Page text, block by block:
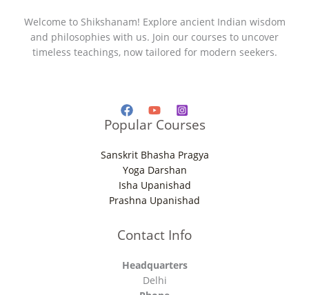
Welcome to Shikshanam! Explore ancient Indian wisdom
and philosophies with us. Join our courses to uncover
timeless teachings, now tailored for modern seekers.
Popular Courses
Sanskrit Bhasha Pragya
Yoga Darshan
Isha Upanishad
Prashna Upanishad
Contact Info
Headquarters
Delhi